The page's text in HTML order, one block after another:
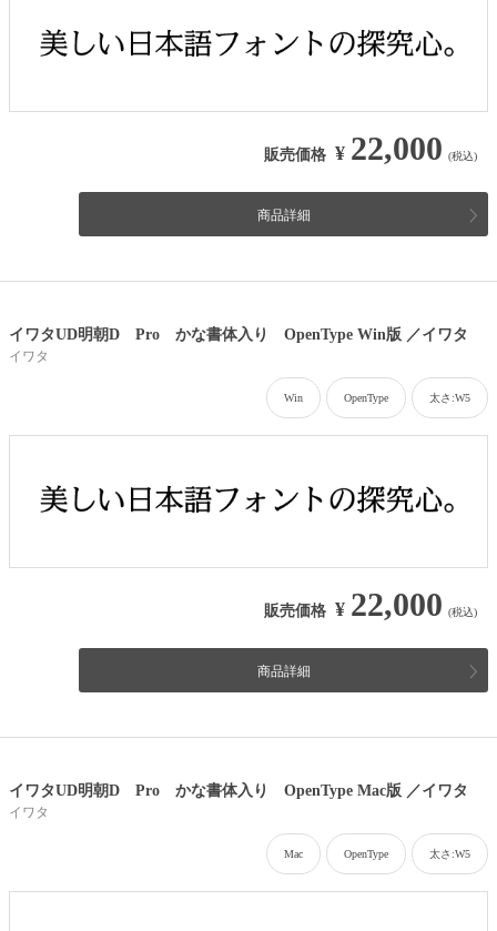
販売価格 ¥ 22,000 (税込)
商品詳細
イワタUD明朝D Pro かな書体入り OpenType Win版 ／イワタ
イワタ
Win OpenType 太さ:W5
販売価格 ¥ 22,000 (税込)
商品詳細
イワタUD明朝D Pro かな書体入り OpenType Mac版 ／イワタ
イワタ
Mac OpenType 太さ:W5